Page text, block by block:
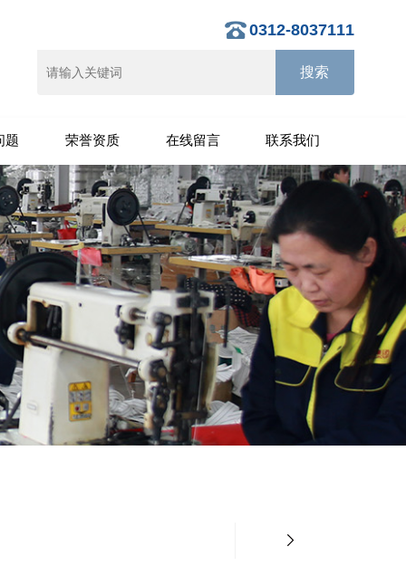
0312-8037111
题 荣誉资质 在线留言 联系我们